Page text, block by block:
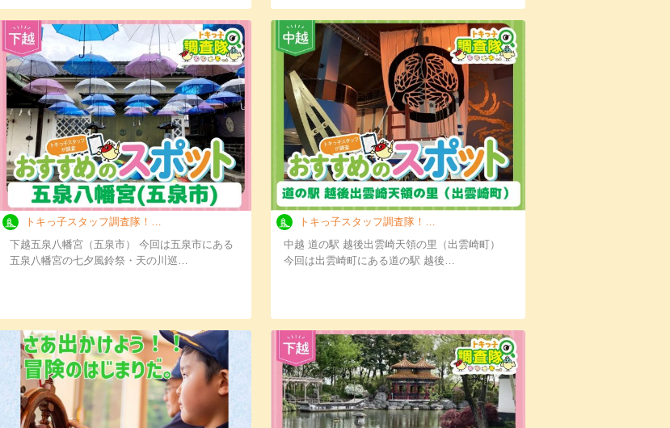
トキっ子スタッフ調査隊！五泉八幡宮（五泉市）…
下越五泉八幡宮（五泉市） 今回は五泉市にある
五泉八幡宮の七夕風鈴祭・天の川巡…
トキっ子スタッフ調査隊！道の駅 越後出雲崎天領…
中越 道の駅 越後出雲崎天領の里（出雲崎町）
今回は出雲崎町にある道の駅 越後…